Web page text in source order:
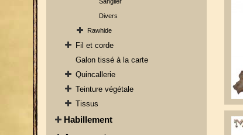
Divers
Rawhide
Fil et corde
Galon tissé à la carte
Quincallerie
Teinture végétale
Tissus
Habillement